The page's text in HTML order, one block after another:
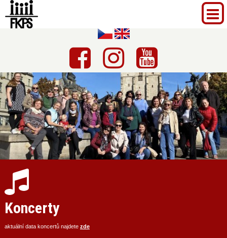
Koncerty
aktuální data koncertů najdete zde